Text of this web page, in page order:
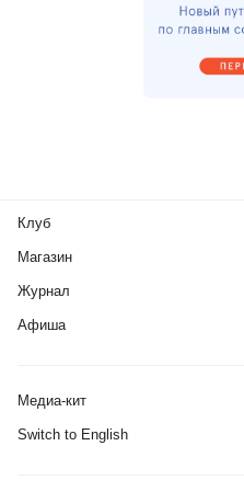
Клуб
Магазин
Журнал
Афиша
Медиа-кит
Switch to English